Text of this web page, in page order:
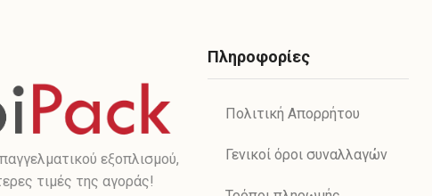
εξοπλισμού,
τιμές της αγοράς!
Πληροφορίες
Πολιτική Απορρήτου
Γενικοί όροι συναλλαγών